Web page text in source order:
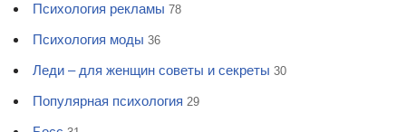
Психология рекламы 78
Психология моды 36
Леди – для женщин советы и секреты 30
Популярная психология 29